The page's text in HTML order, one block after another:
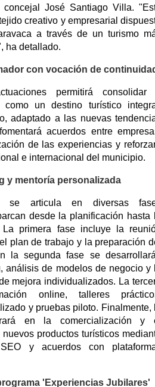
José Santiago Villa.
creativo y empresarial
a través de un turismo
ha detallado.
con vocación de
permitirá consolidar
un destino turístico
adaptado a las nuevas
acuerdos entre
de las experiencias y
e internacional del municipio.
y mentoría personalizada
articula en diversas
desde la planificación hasta
La primera fase incluye la
plan de trabajo y la preparación
la segunda fase se
análisis de modelos de negocio y
mejora individualizados. La
online, talleres
y pruebas piloto. Finalmente,
en la comercialización y
productos turísticos
y acuerdos con
'Experiencias Jubilares'